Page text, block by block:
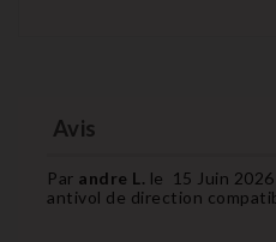
Avis
Par andre L. le 15 Juin 2026
antivol de direction